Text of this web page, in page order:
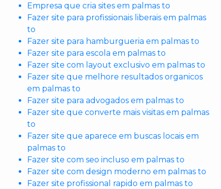
Empresa que cria sites em palmas to
Fazer site para profissionais liberais em palmas
to
Fazer site para hamburgueria em palmas to
Fazer site para escola em palmas to
Fazer site com layout exclusivo em palmas to
Fazer site que melhore resultados organicos
em palmas to
Fazer site para advogados em palmas to
Fazer site que converte mais visitas em palmas
to
Fazer site que aparece em buscas locais em
palmas to
Fazer site com seo incluso em palmas to
Fazer site com design moderno em palmas to
Fazer site profissional rapido em palmas to